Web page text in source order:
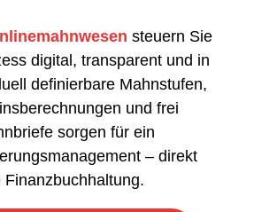
steuern Sie
digital, transparent und in
definierbare Mahnstufen,
und frei
sorgen für ein
– direkt